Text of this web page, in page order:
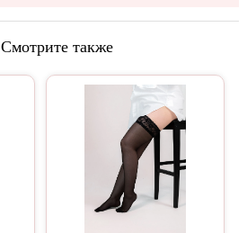
Смотрите также